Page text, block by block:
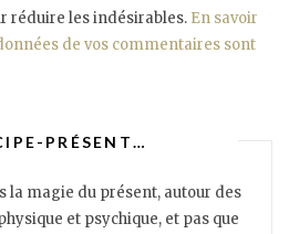
réduire les indésirables. En savoir
de vos commentaires sont
PRÉSENT…
la magie du présent, autour des
et psychique, et pas que